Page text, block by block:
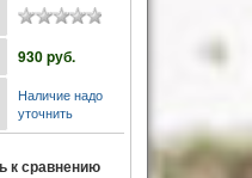
930 pуб.
Наличие надо
уточнить
к сравнению